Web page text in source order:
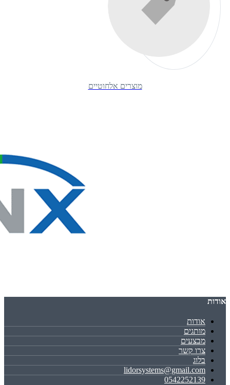
מוצרים אלחוטיים
אודות
אודות
מותגים
מבצעים
צרו קשר
בלוג
lidorsystems@gmail.com
0542252139